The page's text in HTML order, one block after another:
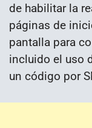
de habilitar la
páginas de
pantalla para
incluido el uso
un código por